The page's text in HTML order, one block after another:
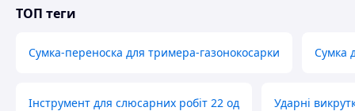
ТОП теги
Сумка-переноска для тримера-газонокосарки Сумка
Інструмент для слюсарних робіт 22 од Ударні